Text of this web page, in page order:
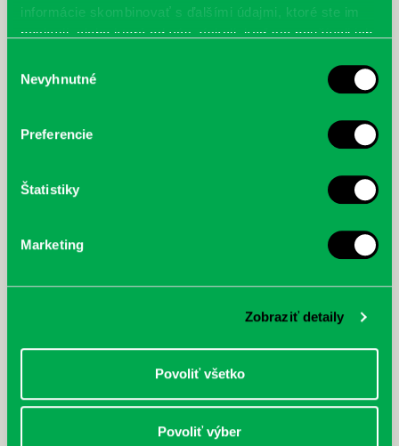
informácie skombinovať s ďalšími údajmi, ktoré ste im
poskytli, alebo ktoré od vás získali, keď ste používali ich
súhlasu
Nevyhnutné
Preferencie
Štatistiky
Marketing
Zobraziť detaily
Povoliť všetko
Povoliť výber
McGrath, Andy: Tadej Pogačar:
nezastaviteľný